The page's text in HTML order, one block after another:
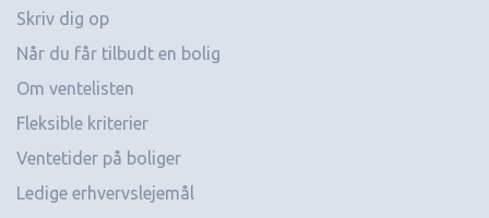
Skriv dig op
Når du får tilbudt en bolig
Om ventelisten
Fleksible kriterier
Ventetider på boliger
Ledige erhvervslejemål